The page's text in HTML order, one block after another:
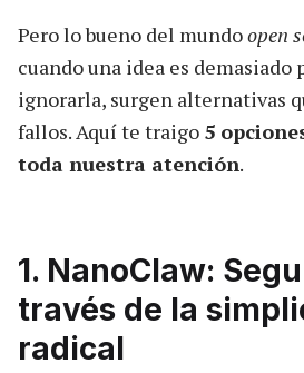
Pero lo bueno del mundoopen
cuando una idea es demasiado
ignorarla, surgen alternativas
fallos. Aquí te traigo 5
toda nuestra atención.
1. NanoClaw:
través de la
radical